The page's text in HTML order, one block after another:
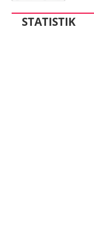
STATISTIK